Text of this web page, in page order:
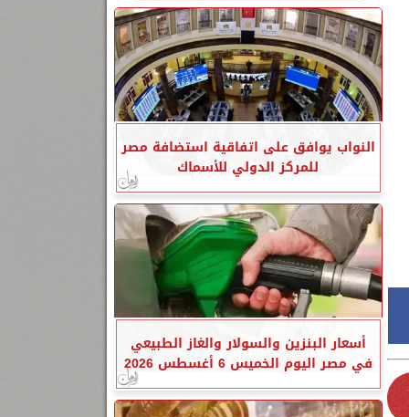
النواب يوافق على اتفاقية استضافة مصر
للمركز الدولي للأسماك
أسعار البنزين والسولار والغاز الطبيعي
في مصر اليوم الخميس 6 أغسطس 2026